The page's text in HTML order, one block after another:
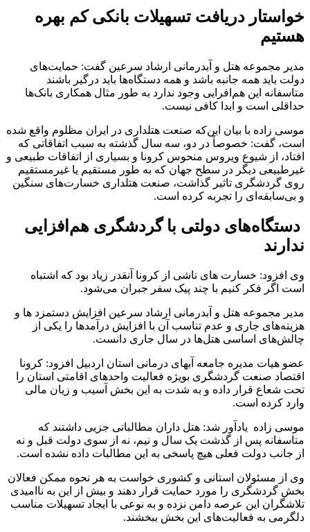
خواستار دریافت تسهیلات بانکی کم بهره
هستیم
مدیر مجموعه هتل و آبدرمانی ارشاد سرعین گفت: حمایت‌های
دولت باید همه جانبه باشد و همه دستگاه‌ها باید درگیر باشند
متاسفانه این هم‌افرایی وجود ندارد به طور مثال همکاری بانک‌ها
حداقلی است و ابدا کافی نیست.
موسی زاده با بیان این‌که صنعت هتلداری در ایران مظلوم واقع شده
است، گفت: خصوصاً در دو، سه سال گذشته به سبب اتفاقاتی که
افتاد، از شیوع ویروس منحوس کرونا و بسیاری از اتفاقات طبیعی و
غیرطبیعی دیگر در سطح جهان که به طور مستقیم یا غیرمستقیم
روی گردشگری تاثیر گذاشت، صنعت هتلداری خسارت‌های سنگین
و بی‌سابقه‌ای را تجربه کرده است.
دستگاه‌های دولتی با گردشگری هم‌افزایی
ندارند
وی افزود: خسارت های ناشی از کرونا آنقدر زیاد بود که اشتباه
است اگر فکر کنیم با چند پیک سفر جبران می‌شود.
مدیر مجموعه هتل و آبدرمانی ارشاد سرعین افزایش دستمزد ها و
هزینه‌های جاری و عدم تناسب آن با افزایش درآمدها را یکی از
چالش‌های اساسی هتل‌ها در سال جاری دانست.
عضو هیات مدیره جامعه آبهای درمانی استان اردبیل افزود: کرونا
اقتصاد صنعت گردشگری بویژه فعالیت واحدهای اقامتی استان را
تحت شعاع قرار داده و به شدت به این بخش آسیب و زیان مالی
وارد کرده است.
موسی زاده یادآور شد: هتل داران مطالباتی جزیی داشتند که
متاسفانه پس از گذشت یک سال و نیم، نه از سوی دولت قبل و نه
از جانب دولت فعلی هیچ پاسخی به این مطالبات داده نشده است.
وی از مسئولان استانی و کشوری خواست به هر نحوه ممکن فعالان
بخش گردشگری را مورد حمایت قرار دهند و بیش از این به ناامیدی
تلاشگران این عرصه دامن نزده و به نوعی با ایجاد تسهیلات مناسب
دلگرمی به فعالیت‌های این بخش ببخشند.